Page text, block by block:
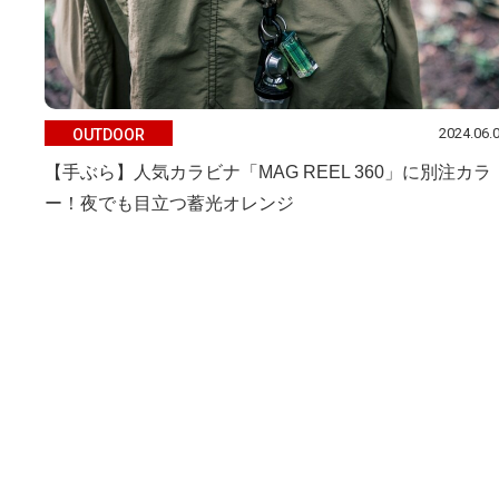
OUTDOOR
【手ぶら】人気カラビナ「MAG REEL 360」に別注カラ
ー！夜でも目立つ蓄光オレンジ